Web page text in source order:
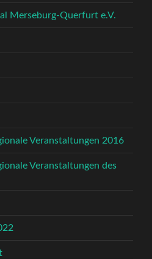
Merseburg-Querfurt e.V.
Veranstaltungen 2016
Veranstaltungen des